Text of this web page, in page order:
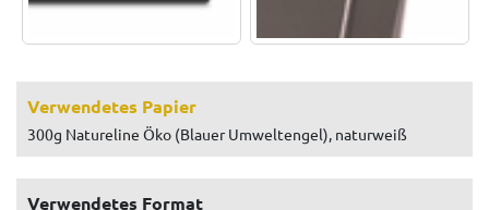
Verwendetes Papier
300g Natureline Öko (Blauer Umweltengel), naturweiß
Verwendetes Format